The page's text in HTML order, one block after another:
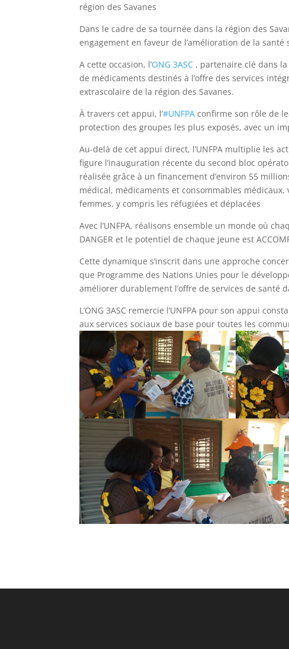
région des Savanes
Dans le cadre de sa tournée dans la région des
engagement en faveur de l’amélioration de la
A cette occasion, l’ONG 3ASC , partenaire clé dans
de médicaments destinés à l’offre des services
extrascolaire de la région des Savanes.
À travers cet appui, l’#UNFPA confirme son rôle de
protection des groupes les plus exposés, avec un
Au-delà de cet appui direct, l’UNFPA multiplie les
figure l’inauguration récente du second bloc
réalisée grâce à un financement d’environ 55
médical, médicaments et consommables
femmes, y compris les réfugiées et déplacées
Avec l’UNFPA, réalisons ensemble un monde où
DANGER et le potentiel de chaque jeune est
Cette dynamique s’inscrit dans une approche
que Programme des Nations Unies pour le
améliorer durablement l’offre de services de santé
L’ONG 3ASC remercie l’UNFPA pour son appui
aux services sociaux de base pour toutes les